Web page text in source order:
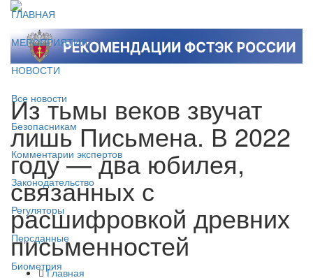
ГЛАВНАЯ
МЕРОПРИЯТИЯ
НОВОСТИ
Все новости
Безопасникам
Комментарии экспертов
Законодательство
Регуляторы
Персданные
Биометрия
Из тьмы веков звучат
лишь Письмена. В 2022
году — два юбилея,
связанных с
расшифровкой древних
письменностей
Главная